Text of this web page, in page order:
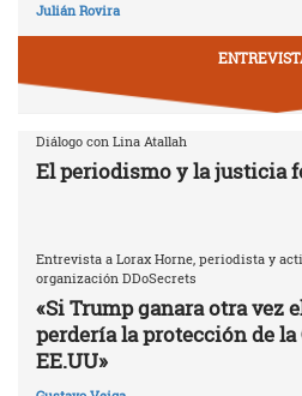
Julián Rovira
Diálogo con Lina Atallah
El periodismo y la justicia
Entrevista a Lorax Horne, periodista y
organización DDoSecrets
«Si Trump ganara otra vez
perdería la protección de
EE.UU»